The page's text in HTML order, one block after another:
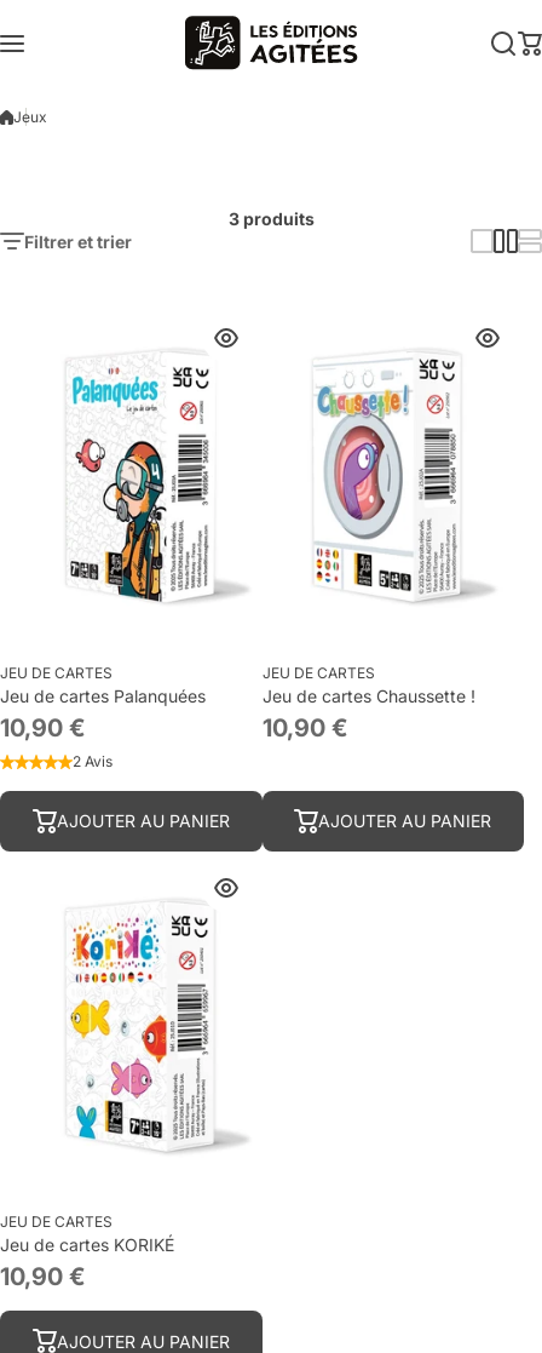
Jeux
Filtrer et trier
3 produits
JEU DE CARTES
Jeu de cartes Palanquées
10,90 €
2 Avis
AJOUTER AU PANIER
JEU DE CARTES
Jeu de cartes Chaussette !
10,90 €
AJOUTER AU PANIER
JEU DE CARTES
Jeu de cartes KORIKÉ
10,90 €
AJOUTER AU PANIER